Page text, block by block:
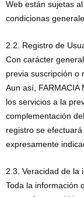
Web están sujetas
condicionas
2.2. Registro de
Con carácter
previa suscripción o
Aun así,
los servicios a la
complementación
registro se
expresamente
2.3. Veracidad de la
Toda la información